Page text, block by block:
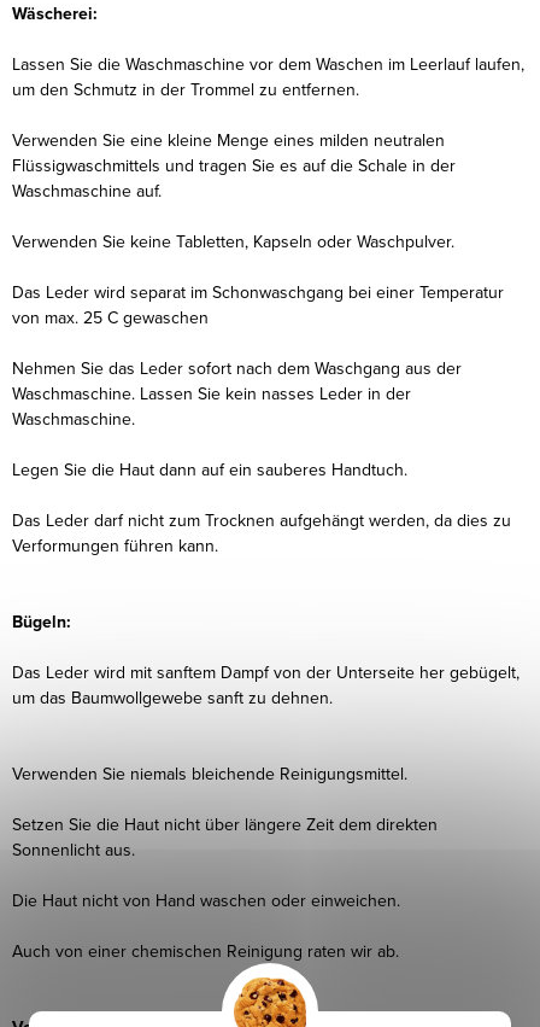
Wäscherei:
Lassen Sie die Waschmaschine vor dem Waschen im Leerlauf laufen,
um den Schmutz in der Trommel zu entfernen.
Verwenden Sie eine kleine Menge eines milden neutralen
Flüssigwaschmittels und tragen Sie es auf die Schale in der
Waschmaschine auf.
Verwenden Sie keine Tabletten, Kapseln oder Waschpulver.
Das Leder wird separat im Schonwaschgang bei einer Temperatur
von max. 25 C gewaschen
Nehmen Sie das Leder sofort nach dem Waschgang aus der
Waschmaschine. Lassen Sie kein nasses Leder in der
Waschmaschine.
Legen Sie die Haut dann auf ein sauberes Handtuch.
Das Leder darf nicht zum Trocknen aufgehängt werden, da dies zu
Verformungen führen kann.
Bügeln:
Das Leder wird mit sanftem Dampf von der Unterseite her gebügelt,
um das Baumwollgewebe sanft zu dehnen.
Verwenden Sie niemals bleichende Reinigungsmittel.
Setzen Sie die Haut nicht über längere Zeit dem direkten
Sonnenlicht aus.
Die Haut nicht von Hand waschen oder einweichen.
Auch von einer chemischen Reinigung raten wir ab.